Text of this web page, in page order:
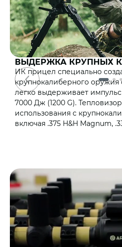
ВЫДЕРЖКА КРУПНЫХ
ИК прицел специально
крупнокалиберного оружия
легко выдерживает
7000 Дж (1200 G).
использования с
включая .375 H&H Magnum,